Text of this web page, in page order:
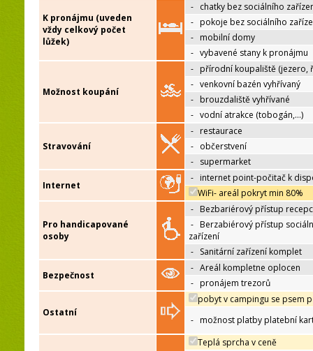
K pronájmu (uveden
vždy celkový počet
lůžek)
- chatky bez sociálního
- pokoje bez sociálního
- mobilní domy
- vybavené stany k pronájmu
Možnost koupání
- přírodní koupaliště (jezero,
- venkovní bazén vyhřívaný
- brouzdaliště vyhřívané
- vodní atrakce (tobogán,…)
Stravování
- restaurace
- občerstvení
- supermarket
Internet
- internet point-počitač k
WiFi- areál pokryt min 80%
Pro handicapované
osoby
- Bezbariérový přístup
- Berzabiérový přístup
zařízení
- Sanitární zařízení komplet
Bezpečnost
- Areál kompletne oplocen
- pronájem trezorů
Ostatní
pobyt v campingu se psem
- možnost platby platební
Teplá sprcha v ceně